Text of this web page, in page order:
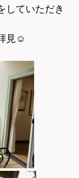
していただき
見 ☺